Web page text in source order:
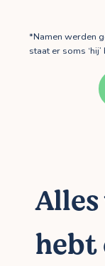
*Namen werden
staat er soms
hebt